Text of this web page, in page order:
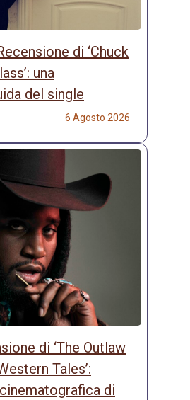
di ‘Chuck
una
del single
6 Agosto 2026
di ‘The Outlaw
Tales’:
di